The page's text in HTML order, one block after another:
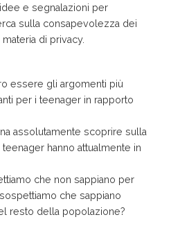
e segnalazioni per
sulla consapevolezza dei
di privacy.
essere gli argomenti più
per i teenager in rapporto
assolutamente scoprire sulla
hanno attualmente in
che non sappiano per
che sappiano
resto della popolazione?